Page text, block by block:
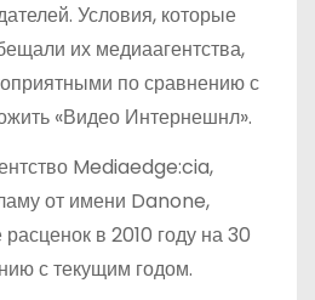
Условия, которые
их медиаагентства,
по сравнению с
«Видео Интернешнл».
Mediaedge:cia,
от имени Danone,
в 2010 году на 30
с текущим годом.